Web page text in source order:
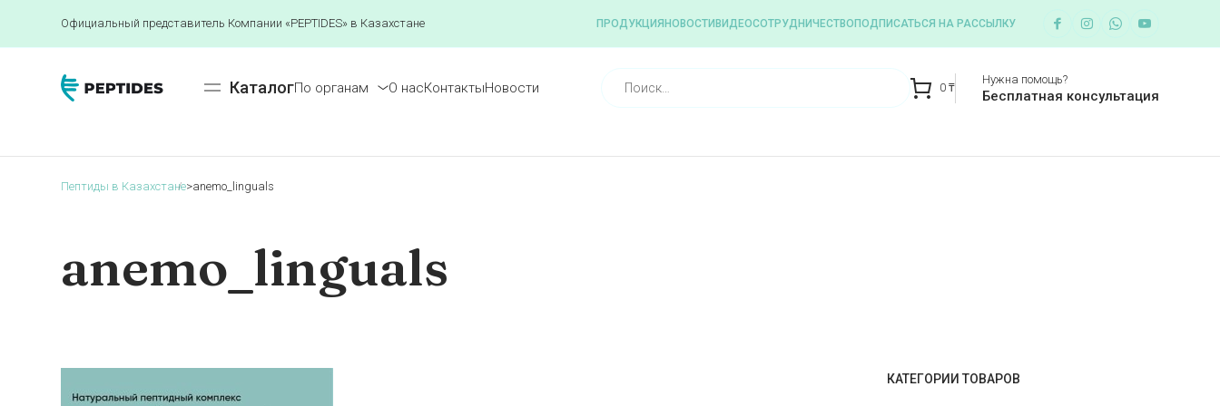
Официальный представитель Компании «PEPTIDES» в Казахстане ПРОДУКЦИЯ НОВОСТИ ВИДЕОСОТРУДНИЧЕСТВО ПОДПИСАТЬСЯ НА РАССЫЛКУ
КаталогПо органам О насКонтактыНовости 0 ₸
Нужна помощь?
Бесплатная консультация
Пептиды в Казахстане>anemo_linguals
anemo_linguals
КАТЕГОРИИ ТОВАРОВ